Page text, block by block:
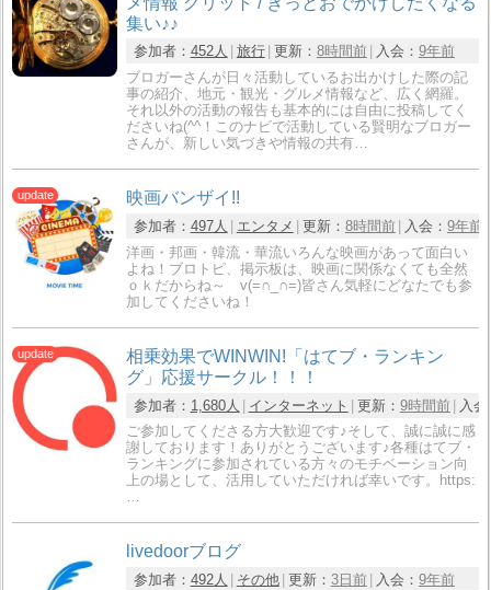
集い♪♪
参加者： 452人 旅行 更新： 8時間前 入会： 9年前
ブロガーさんが日々活動しているお出かけした際の記
事の紹介、地元・観光・グルメ情報など、広く網羅。
それ以外の活動の報告も基本的には自由に投稿してく
ださいね(^^！このナビで活動している賢明なブロガー
さんが、新しい気づきや情報の共有…
映画バンザイ!!
参加者： 497人 エンタメ 更新： 8時間前 入会： 9年前
洋画・邦画・韓流・華流いろんな映画があって面白い
よね！ブロトピ、掲示板は、映画に関係なくても全然
ｏｋだからね～ v(=∩_∩=)皆さん気軽にどなたでも参
加してくださいね！
相乗効果でWINWIN!「はてブ・ランキン
グ」応援サークル！！！
参加者： 1,680人 インターネット 更新： 9時間前
入
ご参加してくださる方大歓迎です♪そして、誠に誠に感
謝しております！ありがとうございます♪各種はてブ・
ランキングに参加されている方々のモチベーション向
上の場として、活用していただければ幸いです。https:
…
livedoorブログ
参加者： 492人 その他 更新： 3日前 入会： 9年前